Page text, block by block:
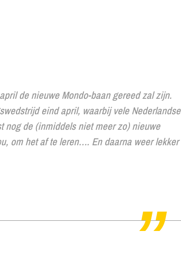
de nieuwe Mondo-baan gereed zal zijn.
eind april, waarbij vele Nederlandse
nog de (inmiddels niet meer zo) nieuwe
om het af te leren…. En daarna weer lekker